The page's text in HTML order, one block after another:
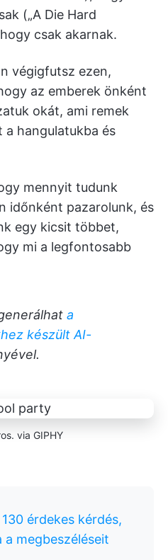
(„A Die Hard
csak akarnak.
végigfutsz ezen,
az emberek önként
okát, ami remek
hangulatukba és
mennyit tudunk
időnként pazarolunk, és
egy kicsit többet,
mi a legfontosabb
a
készült AI-
via GIPHY
130 érdekes kérdés,
megbeszéléseit